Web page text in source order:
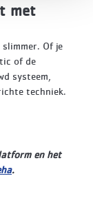
met
Of je
of de
systeem,
techniek.
en het
.